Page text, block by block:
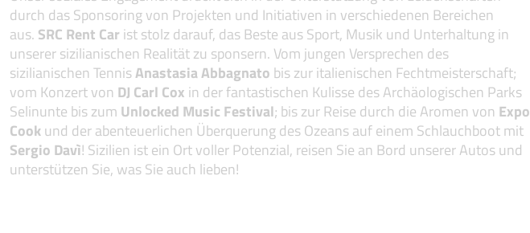
durch das Sponsoring von Projekten und Initiativen in verschiedenen Bereichen
aus. SRC Rent Car ist stolz darauf, das Beste aus Sport, Musik und Unterhaltung in
unserer sizilianischen Realität zu sponsern. Vom jungen Versprechen des
sizilianischen TennisAnastasia Abbagnato bis zur italienischen Fechtmeisterschaft;
vom Konzert von DJ Carl Cox in der fantastischen Kulisse des Archäologischen Parks
Selinunte bis zum Unlocked Music Festival; bis zur Reise durch die Aromen von Expo
Cookund der abenteuerlichen Überquerung des Ozeans auf einem Schlauchboot mit
Sergio Davì! Sizilien ist ein Ort voller Potenzial, reisen Sie an Bord unserer Autos und
unterstützen Sie, was Sie auch lieben!